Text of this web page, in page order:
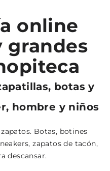
online
grandes
botas y
hombre y niños
Botas, botines
zapatos de tacón,
descansar.